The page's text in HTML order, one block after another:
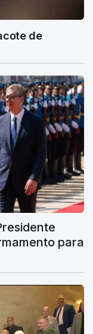
de
para